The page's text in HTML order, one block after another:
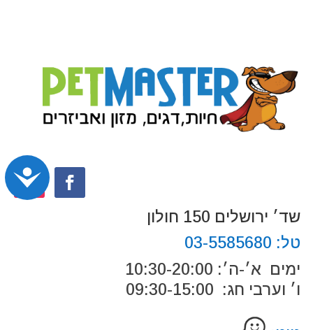
שד׳ ירושלים 150 חולון
טל: 03-5585680
ימים א׳-ה׳: 10:30-20:00
ו׳ וערבי חג: 09:30-15:00